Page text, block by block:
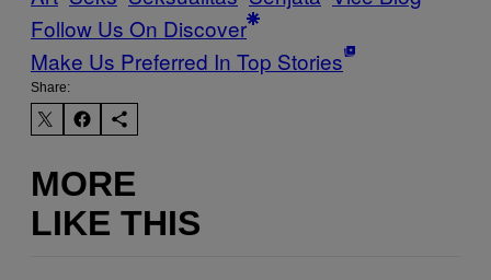
Follow Us On Discover
Make Us Preferred In Top Stories
Share:
MORE
LIKE THIS